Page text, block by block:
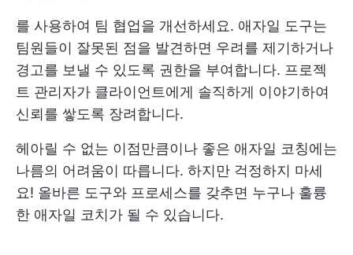
를 사용하여 팀 협업을 개선하세요. 애자일 도구는
팀원들이 잘못된 점을 발견하면 우려를 제기하거나
경고를 보낼 수 있도록 권한을 부여합니다. 프로젝
트 관리자가 클라이언트에게 솔직하게 이야기하여
신뢰를 쌓도록 장려합니다.
헤아릴 수 없는 이점만큼이나 좋은 애자일 코칭에는
나름의 어려움이 따릅니다. 하지만 걱정하지 마세
요! 올바른 도구와 프로세스를 갖추면 누구나 훌륭
한 애자일 코치가 될 수 있습니다.